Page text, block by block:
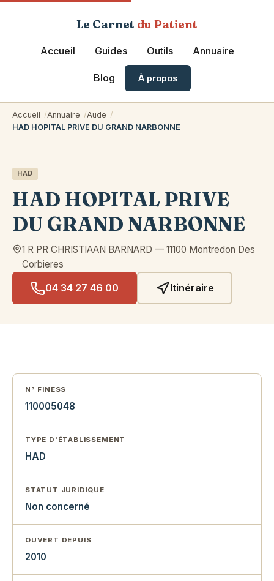
Le Carnet du Patient
Accueil Guides Outils Annuaire
Blog À propos
Accueil Annuaire
Aude
HAD HOPITAL PRIVE DU GRAND NARBONNE
HAD
HAD HOPITAL PRIVE
DU GRAND NARBONNE
1 R PR CHRISTIAAN BARNARD — 11100 Montredon Des
Corbieres
04 34 27 46 00 Itinéraire
N° FINESS
110005048
TYPE D'ÉTABLISSEMENT
HAD
STATUT JURIDIQUE
Non concerné
OUVERT DEPUIS
2010